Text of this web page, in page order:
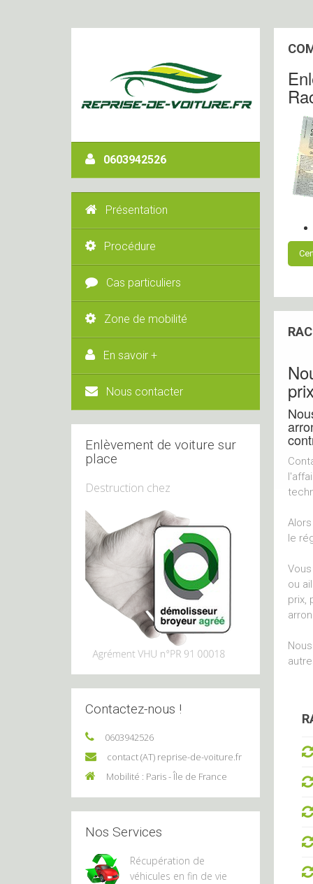
0603942526
Présentation
Procédure
Cas particuliers
Zone de mobilité
En savoir +
Nous contacter
Enlèvement de voiture sur
place
Destruction chez
Contactez-nous !
0603942526
contact (AT) reprise-de-voiture.fr
Mobilité : Paris - Île de France
Nos Services
Récupération de
véhicules en fin de vie
le
ou
prix,